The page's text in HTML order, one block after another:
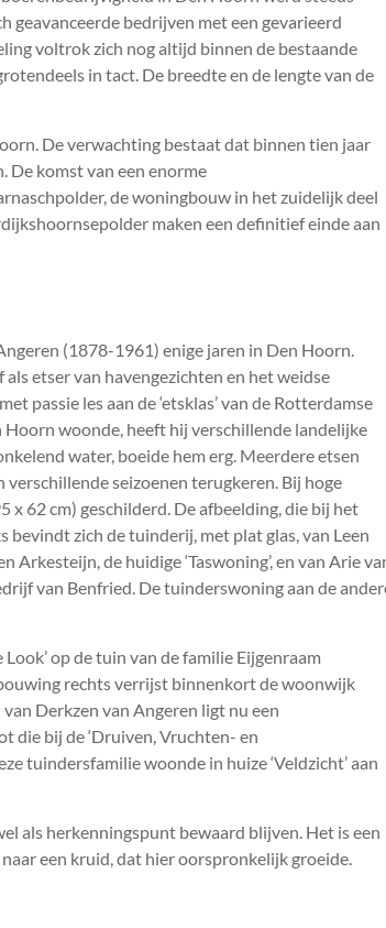
bedrijven met een gevarieerd
voltrok zich nog altijd binnen de bestaande
in tact. De breedte en de lengte van de
De verwachting bestaat dat binnen tien jaar
komst van een enorme
de woningbouw in het zuidelijk deel
maken een definitief einde aan
(1878-1961) enige jaren in Den Hoorn.
etser van havengezichten en het weidse
passie les aan de ‘etsklas’ van de Rotterdamse
woonde, heeft hij verschillende landelijke
water, boeide hem erg. Meerdere etsen
seizoenen terugkeren. Bij hoge
62 cm) geschilderd. De afbeelding, die bij het
zich de tuinderij, met plat glas, van Leen
de huidige ‘Taswoning’, en van Arie
van Benfried. De tuinderswoning aan de
op de tuin van de familie Eijgenraam
rechts verrijst binnenkort de woonwijk
Derkzen van Angeren ligt nu een
die bij de ‘Druiven, Vruchten- en
tuindersfamilie woonde in huize ‘Veldzicht’ aan
als herkenningspunt bewaard blijven. Het is een
een kruid, dat hier oorspronkelijk groeide.